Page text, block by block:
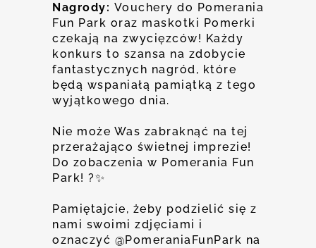
Nagrody: Vouchery do Pomerania
Fun Park oraz maskotki Pomerki
czekają na zwycięzców! Każdy
konkurs to szansa na zdobycie
fantastycznych nagród, które
będą wspaniałą pamiątką z tego
wyjątkowego dnia.
Nie może Was zabraknąć na tej
przerażająco świetnej imprezie!
Do zobaczenia w Pomerania Fun
Park! ?✨
Pamiętajcie, żeby podzielić się z
nami swoimi zdjęciami i
oznaczyć @PomeraniaFunPark na